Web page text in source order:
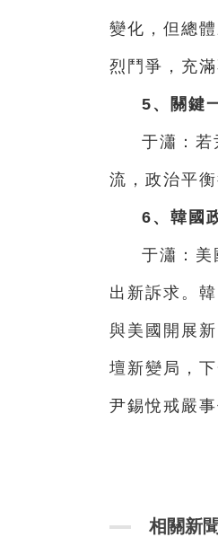
變化，但總
烈鬥爭，充
5、關鍵
于瀟：若
流，政治平
6、韓國
于瀟：美
出新訴求。
與美國開展
壇新變局，
尹錫悅戒嚴
相關新聞